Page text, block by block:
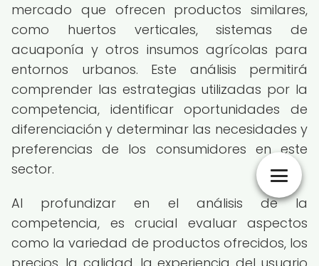
mercado que ofrecen productos similares,
como huertos verticales, sistemas de
acuaponía y otros insumos agrícolas para
entornos urbanos. Este análisis permitirá
comprender las estrategias utilizadas por la
competencia, identificar oportunidades de
diferenciación y determinar las necesidades y
preferencias de los consumidores en este
sector.
Al profundizar en el análisis de la
competencia, es crucial evaluar aspectos
como la variedad de productos ofrecidos, los